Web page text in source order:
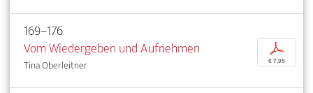
169–176
Vom Wiedergeben und Aufnehmen
Tina Oberleitner
p
€ 7,95